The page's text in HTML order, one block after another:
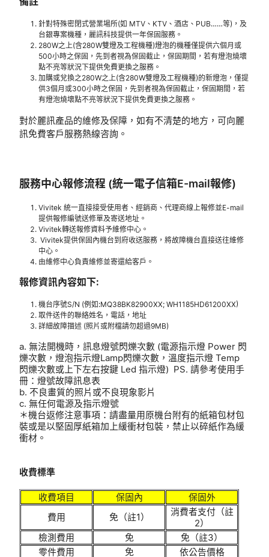
針對特殊密閉式營業場所(如 MTV、KTV、酒店、PUB……等)，及
台銀專案機種，麗訊科技提供一年保固服務。
280W之上(含280W雙燈及工程機種)燈泡的機種僅提供六個月或
500小時之保固，先到者視為保固截止，保固期間，若有燈泡燒壞
點不亮等狀況下提供免費更換之服務。
加購或兌換之280W之上(含280W雙燈及工程機種)的新燈泡，僅提
供3個月或300小時之保固，先到者視為保固截止，保固期間，若
有燈泡燒壞點不亮等狀況下提供免費更換之服務。
對於麗訊產品的維修及保障，如有不清楚的地方，可向麗
訊免費客戶服務熱線咨詢。
服務中心報修流程 (統一電子信箱E-mail報修)
Vivitek 統一直接接受使用者、經銷商、代理商線上報修並E-mail
提供報修編號送修單及寄送地址。
Vivitek轉送報修資料予維修中心。
Vivitek提供保固內機台到府收送服務，將故障機台直接送往維修
中心。
由維修中心負責維修並寄還給客戶。
報修資訊內容如下:
機台序號S/N (例如:MQ38BK82900XX; WH1185HD61200XX)
取件送件的聯絡姓名，電話，地址
詳細故障描述 (照片或附檔請勿超過9MB)
a. 無法開機時，訊息燈號閃爍次數 (電源指示燈 Power 閃
爍次數，燈泡指示燈Lamp閃爍次數，溫度指示燈 Temp
閃爍次數或上下左右按鍵 Led 指示燈) PS. 請參考使用手
冊：燈號故障訊息表
b. 不良畫質的照片或不良現象影片
c. 無任何電源及指示燈號
＊機台返修注意事項：請盡量用原機台附有的紙箱包材包
裝或是以堅固厚紙箱加上緩衝材包裝，禁止以碎紙作為緩
衝材。
收費標準
收費項目 保固內
保固外
費用
免（註1）
消費者支付（註
2）
檢測費用
免
免（註3）
零件費用
免
依公告價格